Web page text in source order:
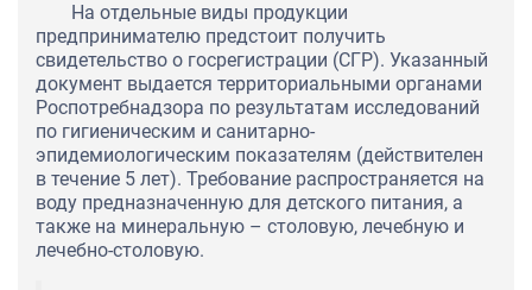
На отдельные виды продукции
предпринимателю предстоит получить
свидетельство о госрегистрации (СГР). Указанный
документ выдается территориальными органами
Роспотребнадзора по результатам исследований
по гигиеническим и санитарно-
эпидемиологическим показателям (действителен
в течение 5 лет). Требование распространяется на
воду предназначенную для детского питания, а
также на минеральную – столовую, лечебную и
лечебно-столовую.